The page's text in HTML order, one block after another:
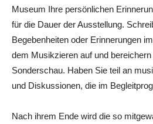
Museum Ihre persönlichen
für die Dauer der Ausstellung.
Begebenheiten oder Erinnerungen
dem Musikzieren auf und
Sonderschau. Haben Sie teil an
und Diskussionen, die im
Nach ihrem Ende wird die so